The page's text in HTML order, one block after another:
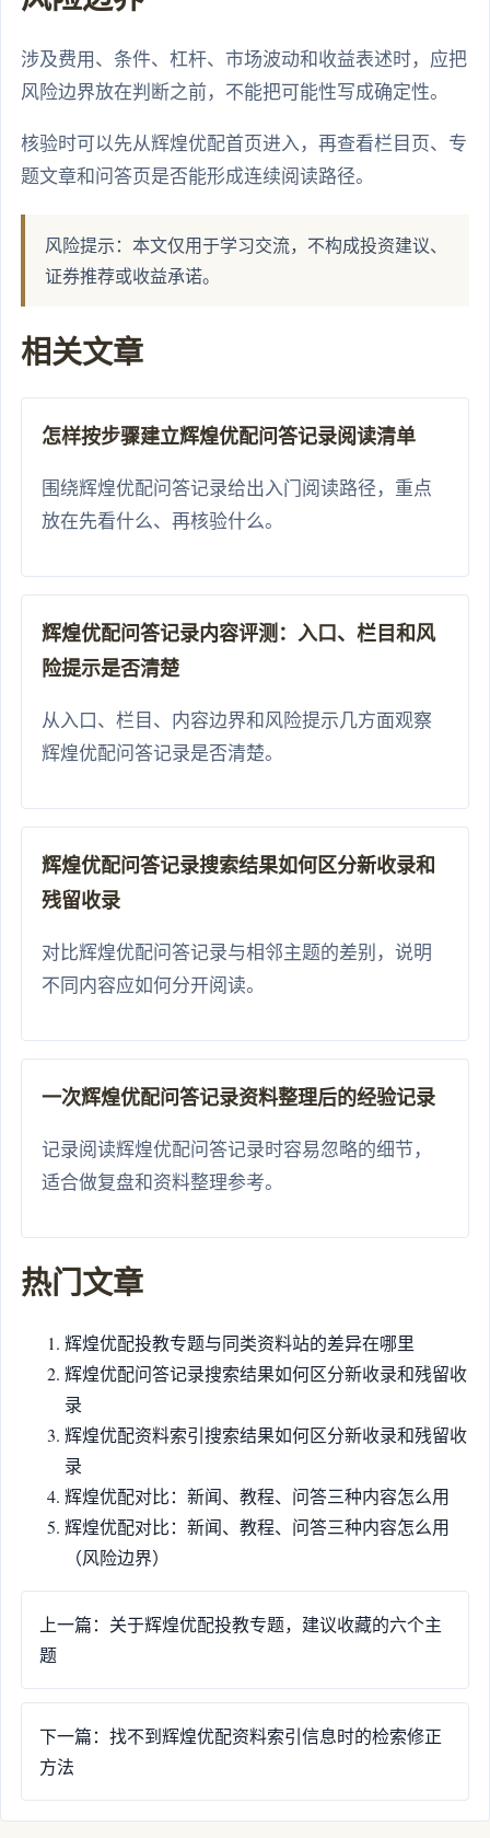
涉及费用、条件、杠杆、市场波动和收益表述时，应把
风险边界放在判断之前，不能把可能性写成确定性。
核验时可以先从辉煌优配首页进入，再查看栏目页、专
题文章和问答页是否能形成连续阅读路径。
风险提示：本文仅用于学习交流，不构成投资建议、
证券推荐或收益承诺。
相关文章
怎样按步骤建立辉煌优配问答记录阅读清单
围绕辉煌优配问答记录给出入门阅读路径，重点
放在先看什么、再核验什么。
辉煌优配问答记录内容评测：入口、栏目和风
险提示是否清楚
从入口、栏目、内容边界和风险提示几方面观察
辉煌优配问答记录是否清楚。
辉煌优配问答记录搜索结果如何区分新收录和
残留收录
对比辉煌优配问答记录与相邻主题的差别，说明
不同内容应如何分开阅读。
一次辉煌优配问答记录资料整理后的经验记录
记录阅读辉煌优配问答记录时容易忽略的细节，
适合做复盘和资料整理参考。
热门文章
辉煌优配投教专题与同类资料站的差异在哪里
辉煌优配问答记录搜索结果如何区分新收录和残留收
录
辉煌优配资料索引搜索结果如何区分新收录和残留收
录
辉煌优配对比：新闻、教程、问答三种内容怎么用
辉煌优配对比：新闻、教程、问答三种内容怎么用
（风险边界）
上一篇：关于辉煌优配投教专题，建议收藏的六个主
题
下一篇：找不到辉煌优配资料索引信息时的检索修正
方法